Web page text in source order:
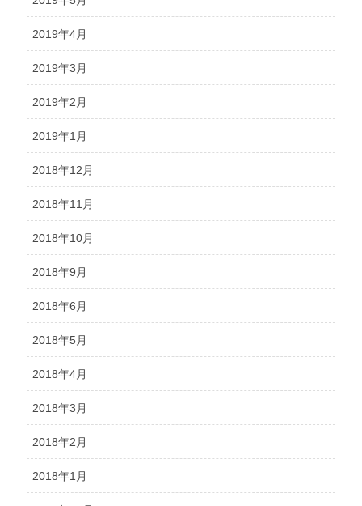
2019年4月
2019年3月
2019年2月
2019年1月
2018年12月
2018年11月
2018年10月
2018年9月
2018年6月
2018年5月
2018年4月
2018年3月
2018年2月
2018年1月